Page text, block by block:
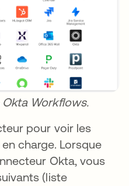
Workflows.
pour voir les
charge. Lorsque
Okta, vous
(liste